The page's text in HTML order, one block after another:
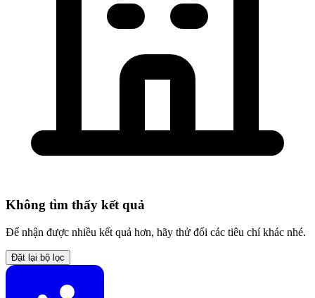
Không tìm thấy kết quả
Để nhận được nhiều kết quả hơn, hãy thử đổi các tiêu chí khác nhé.
Đặt lại bộ lọc